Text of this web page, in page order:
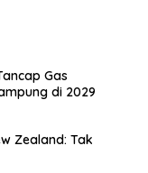
Gas
di 2029
Zealand: Tak